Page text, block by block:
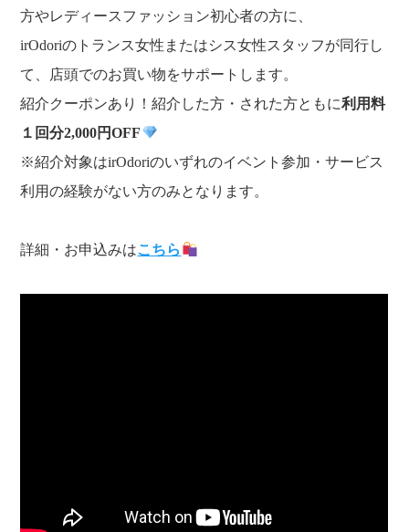
方やレディースファッション初心者の方に、
irOdoriのトランス女性またはシス女性スタッフが同行し
て、店頭でのお買い物をサポートします。
紹介クーポンあり！紹介した方・された方ともに利用料
１回分2,000円OFF
※紹介対象はirOdoriのいずれのイベント参加・サービス
利用の経験がない方のみとなります。
詳細・お申込みはこちら